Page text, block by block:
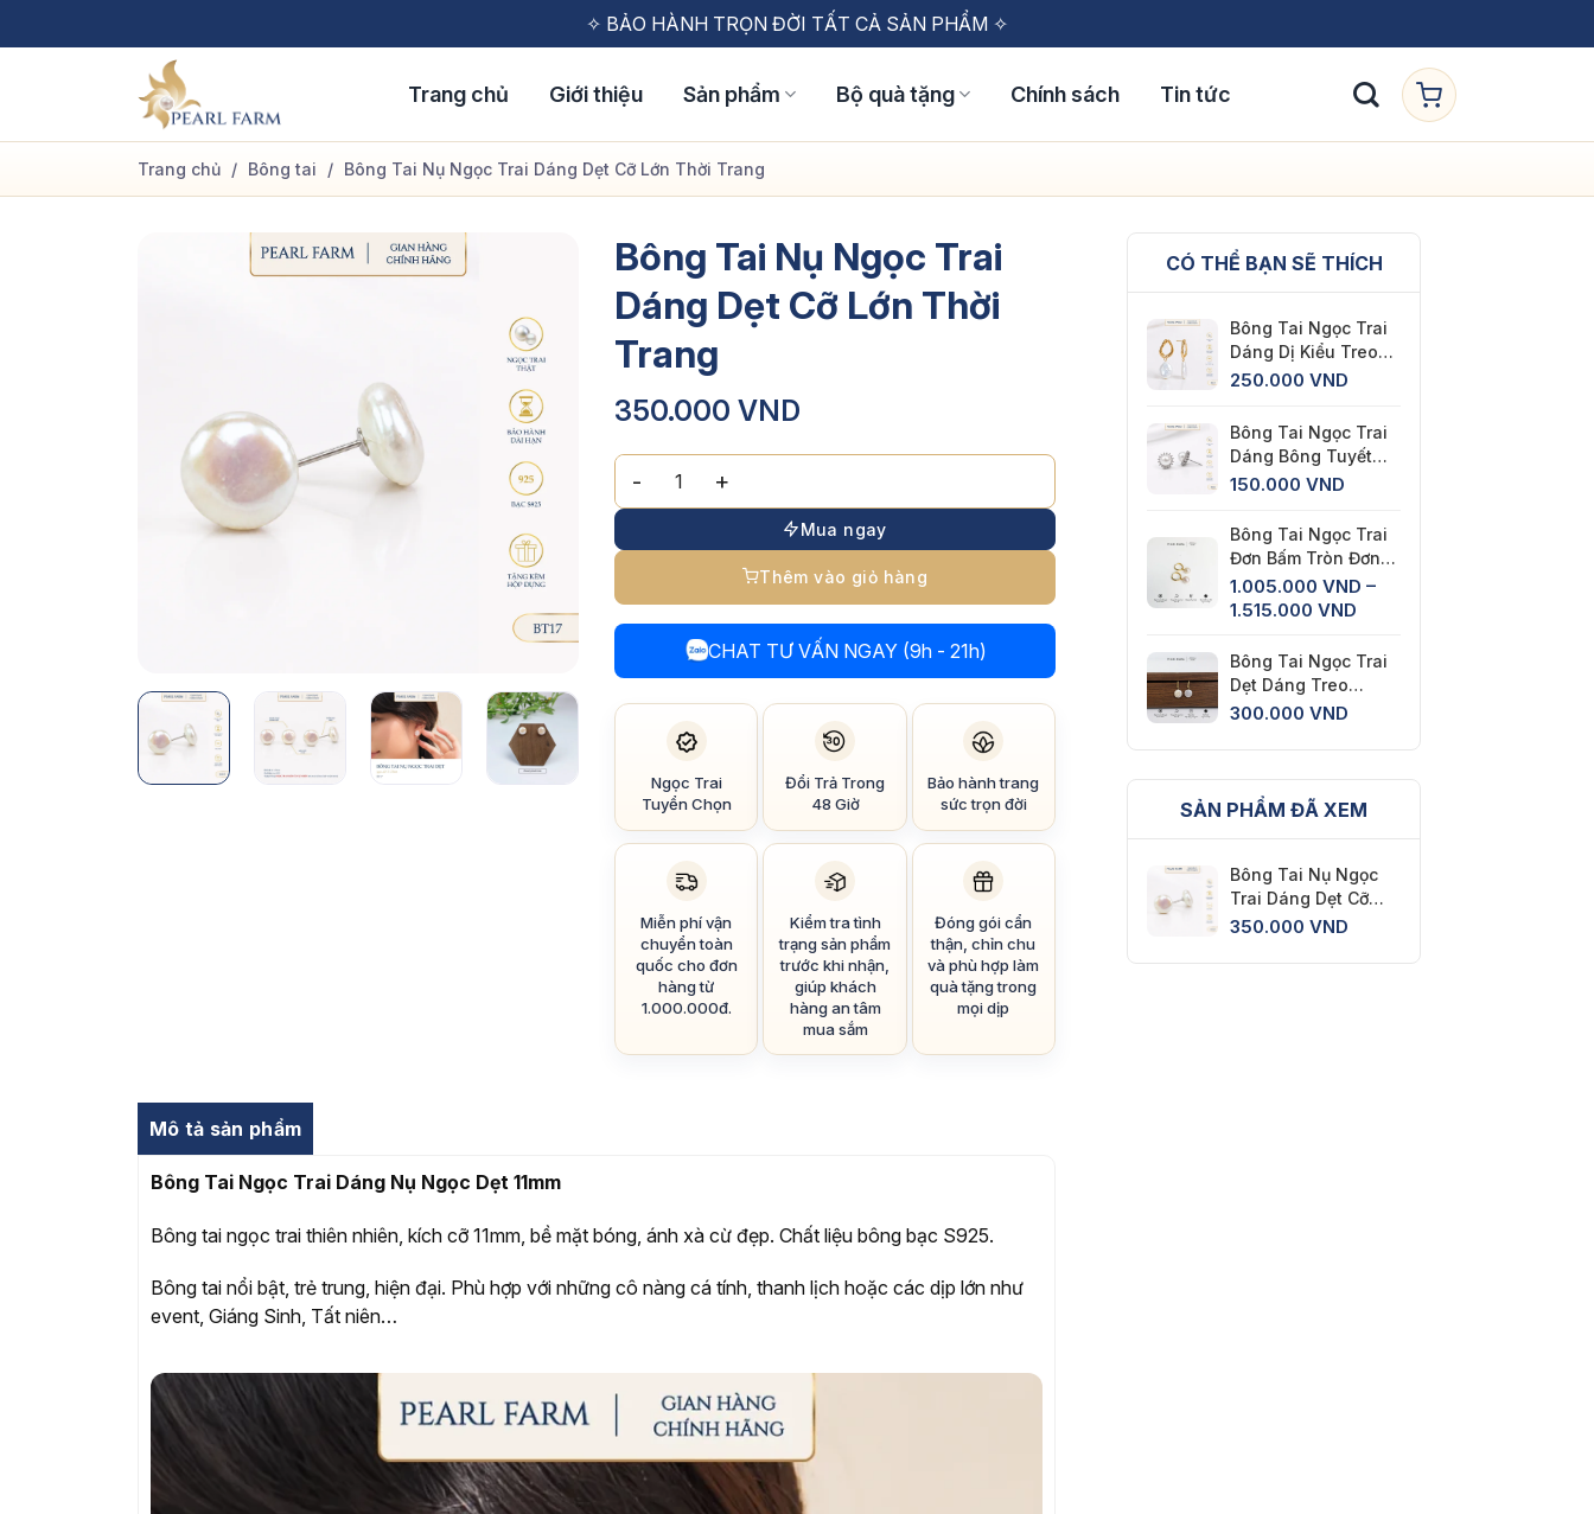
qua
✧ BẢO HÀNH TRỌN ĐỜI TẤT CẢ SẢN PHẨM ✧
✧ MIỄN PHÍ VẬN CHUYỂN CHO ĐƠN HÀNG TỪ 1 TRIỆU ✧
✧ ĐỔI TRẢ MIỄN PHÍ TRONG VÒNG 48H ✧
Trang chủ Giới thiệu Sản phẩm Bộ quà tặng Chính sách Tin tức
Trang chủ / Bông tai / Bông Tai Nụ Ngọc Trai Dáng Dẹt Cỡ Lớn Thời Trang
Bông Tai Nụ Ngọc Trai
Dáng Dẹt Cỡ Lớn Thời
Trang
350.000 VND
Bông Tai Nụ Ngọc Trai Dáng Dẹt Cỡ Lớn Thời Trang số lượng
Mua ngay
Thêm vào giỏ hàng
CHAT TƯ VẤN NGAY (9h - 21h)
Ngọc Trai
Tuyển Chọn
Đổi Trả Trong
48 Giờ
Bảo hành trang
sức trọn đời
Miễn phí vận
chuyển toàn
quốc cho đơn
hàng từ
1.000.000đ.
Kiểm tra tình
trạng sản phẩm
trước khi nhận,
giúp khách
hàng an tâm
mua sắm
Đóng gói cẩn
thận, chỉn chu
và phù hợp làm
quà tặng trong
mọi dịp
Mô tả sản phẩm
Bông Tai Ngọc Trai Dáng Nụ Ngọc Dẹt 11mm
Bông tai ngọc trai thiên nhiên, kích cỡ 11mm, bề mặt bóng, ánh xà cừ đẹp. Chất liệu bông bạc S925.
Bông tai nổi bật, trẻ trung, hiện đại. Phù hợp với những cô nàng cá tính, thanh lịch hoặc các dịp lớn như
event, Giáng Sinh, Tất niên…
CÓ THỂ BẠN SẼ THÍCH
Bông Tai Ngọc Trai
Dáng Dị Kiểu Treo
Hàn Quốc
250.000VND
Bông Tai Ngọc Trai
Dáng Bông Tuyết
Chất Liệu Titan Xi
150.000VND
Bông Tai Ngọc Trai
Đơn Bấm Tròn Đơn
Giản Cổ Điển
1.005.000VND –
1.515.000VND
từ
Bông Tai Ngọc Trai
Dẹt Dáng Treo
Thanh Lịch
300.000VND
SẢN PHẨM ĐÃ XEM
Bông Tai Nụ Ngọc
Trai Dáng Dẹt Cỡ
Lớn Thời Trang
350.000VND